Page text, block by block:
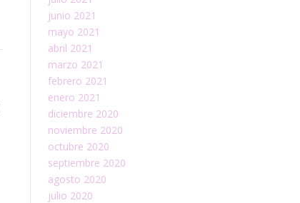
junio 2021
mayo 2021
abril 2021
marzo 2021
febrero 2021
enero 2021
diciembre 2020
noviembre 2020
octubre 2020
septiembre 2020
agosto 2020
julio 2020